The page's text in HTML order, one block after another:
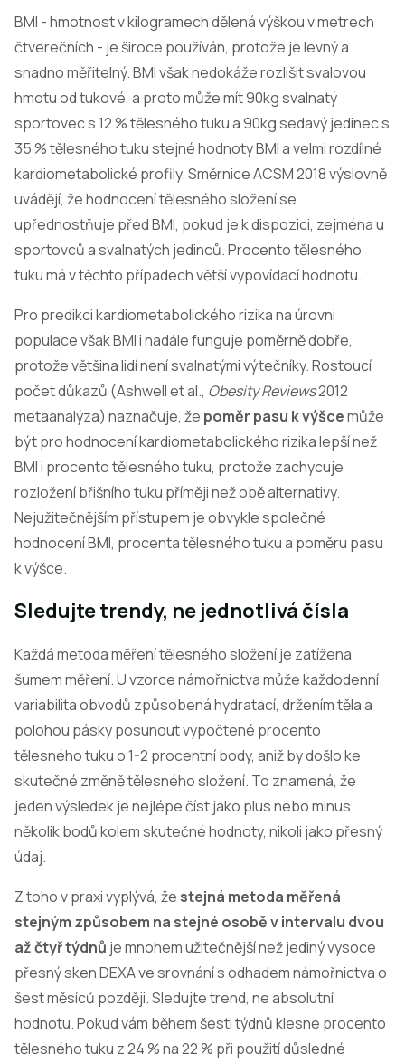
BMI - hmotnost v kilogramech dělená výškou v metrech
čtverečních - je široce používán, protože je levný a
snadno měřitelný. BMI však nedokáže rozlišit svalovou
hmotu od tukové, a proto může mít 90kg svalnatý
sportovec s 12 % tělesného tuku a 90kg sedavý jedinec s
35 % tělesného tuku stejné hodnoty BMI a velmi rozdílné
kardiometabolické profily. Směrnice ACSM 2018 výslovně
uvádějí, že hodnocení tělesného složení se
upřednostňuje před BMI, pokud je k dispozici, zejména u
sportovců a svalnatých jedinců. Procento tělesného
tuku má v těchto případech větší vypovídací hodnotu.
Pro predikci kardiometabolického rizika na úrovni
populace však BMI i nadále funguje poměrně dobře,
protože většina lidí není svalnatými výtečníky. Rostoucí
počet důkazů (Ashwell et al., Obesity Reviews2012
metaanalýza) naznačuje, že poměr pasu k výšcemůže
být pro hodnocení kardiometabolického rizika lepší než
BMI i procento tělesného tuku, protože zachycuje
rozložení břišního tuku příměji než obě alternativy.
Nejužitečnějším přístupem je obvykle společné
hodnocení BMI, procenta tělesného tuku a poměru pasu
k výšce.
Sledujte trendy, ne jednotlivá čísla
Každá metoda měření tělesného složení je zatížena
šumem měření. U vzorce námořnictva může každodenní
variabilita obvodů způsobená hydratací, držením těla a
polohou pásky posunout vypočtené procento
tělesného tuku o 1-2 procentní body, aniž by došlo ke
skutečné změně tělesného složení. To znamená, že
jeden výsledek je nejlépe číst jako plus nebo minus
několik bodů kolem skutečné hodnoty, nikoli jako přesný
údaj.
Z toho v praxi vyplývá, že stejná metoda měřená
stejným způsobem na stejné osobě v intervalu dvou
až čtyř týdnů je mnohem užitečnější než jediný vysoce
přesný sken DEXA ve srovnání s odhadem námořnictva o
šest měsíců později. Sledujte trend, ne absolutní
hodnotu. Pokud vám během šesti týdnů klesne procento
tělesného tuku z 24 % na 22 % při použití důsledné